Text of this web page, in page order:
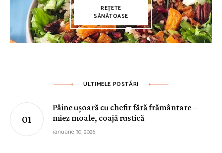
REȚETE
SĂNĂTOASE
ULTIMELE POSTĂRI
Pâine ușoară cu chefir fără frământare –
miez moale, coajă rustică
ianuarie 30, 2026